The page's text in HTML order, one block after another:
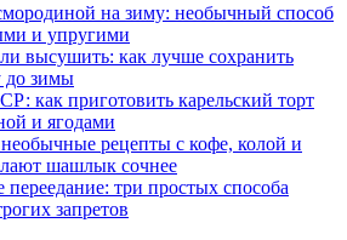
на зиму: необычный способ
и упругими
высушить: как лучше сохранить
до зимы
как приготовить карельский торт
и ягодами
рецепты с кофе, колой и
шашлык сочнее
переедание: три простых способа
запретов